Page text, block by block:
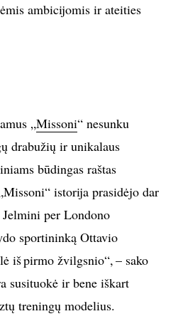
ambicijomis ir ateities
„Missoni“ nesunku
drabužių ir unikalaus
būdingas raštas
istorija prasidėjo dar
per Londono
sportininką Ottavio
iš pirmo žvilgsnio“, – sako
susituokė ir bene iškart
treningų modelius.